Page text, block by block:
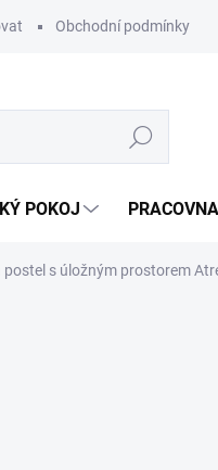
Obchodní podmínky
Hledat
POKOJ
postel s úložným prostorem